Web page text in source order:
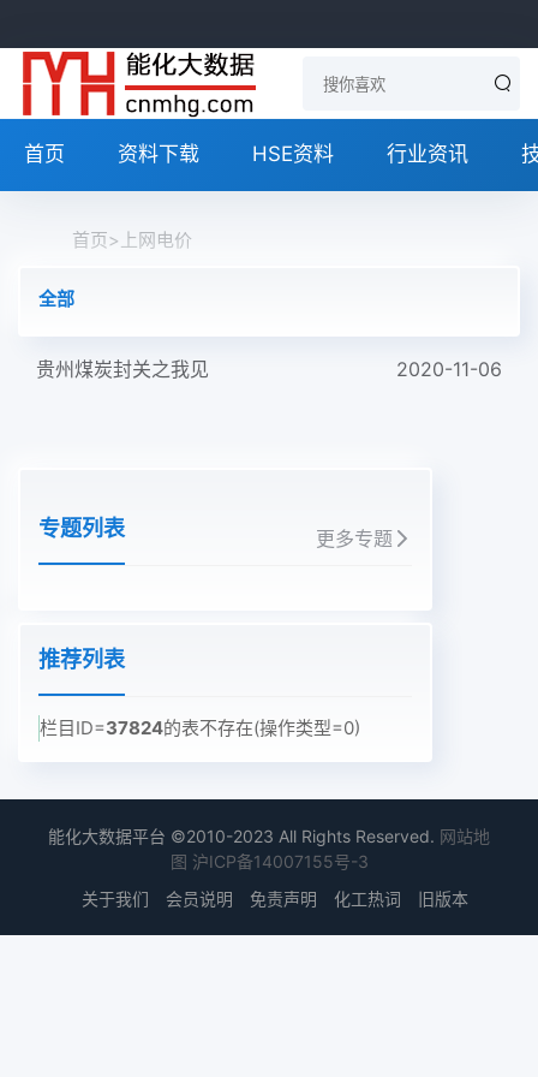
首页 资料下载 HSE资料 行业资讯
首页> 上网电价
全部
贵州煤炭封关之我见 2020-11-06
专题列表 更多专题
推荐列表
栏目ID=37824的表不存在(操作类型=0)
能化大数据平台 ©2010-2023 All Rights Reserved. 网站地
图 沪ICP备14007155号-3
关于我们
会员说明 免责声明 化工热词 旧版本